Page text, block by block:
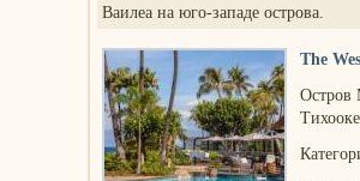
Ваилеа на юго-западе острова.
The
Остров